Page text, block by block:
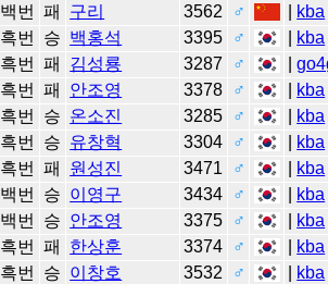
백번 패 구리 3562 ♂ kba
흑번 승 백홍석 3395 ♂ kba
흑번 패 김성룡 3287 ♂ |
흑번 패 안조영 3378 ♂ kba
흑번 승 온소진 3285 ♂ kba
흑번 승 유창혁 3304 ♂ kba
흑번 패 원성진 3471 ♂ kba
백번 승 이영구 3434 ♂ kba
백번 승 안조영 3375 ♂ kba
흑번 패 한상훈 3374 ♂ kba
흑번 승 이창호 3532 ♂ kba